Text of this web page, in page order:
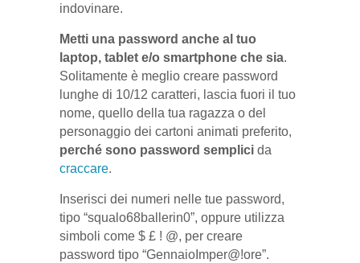
indovinare.
Metti una password anche al tuo
laptop, tablet e/o smartphone che sia.
Solitamente è meglio creare password
lunghe di 10/12 caratteri, lascia fuori il tuo
nome, quello della tua ragazza o del
personaggio dei cartoni animati preferito,
perché sono password semplici da
craccare.
Inserisci dei numeri nelle tue password,
tipo “squalo68ballerin0”, oppure utilizza
simboli come $ £ ! @, per creare
password tipo “GennaioImper@!ore”.